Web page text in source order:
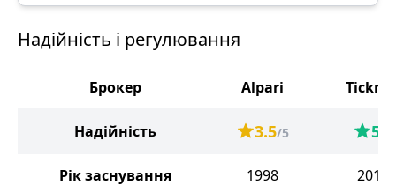
Надійність і регулювання
Брокер Alpari
Надійність 3.5/5 5
Рік заснування 1998 2014